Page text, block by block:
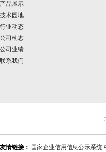
产品展示
技术园地
行业动态
公司动态
公司业绩
联系我们
友情链接： 国家企业信用信息公示系统